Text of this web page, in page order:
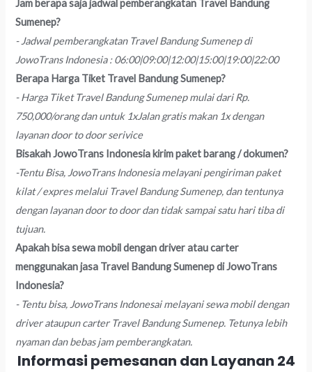
Jam berapa saja jadwal pemberangkatan Travel Bandung
Sumenep?
- Jadwal pemberangkatan Travel Bandung Sumenep di
JowoTrans Indonesia : 06:00|09:00|12:00|15:00|19:00|22:00
Berapa Harga Tiket Travel Bandung Sumenep?
- Harga Tiket Travel Bandung Sumenep mulai dari Rp.
750,000/orang dan untuk 1xJalan gratis makan 1x dengan
layanan door to door serivice
Bisakah JowoTrans Indonesia kirim paket barang / dokumen?
-Tentu Bisa, JowoTrans Indonesia melayani pengiriman paket
kilat / expres melalui Travel Bandung Sumenep, dan tentunya
dengan layanan door to door dan tidak sampai satu hari tiba di
tujuan.
Apakah bisa sewa mobil dengan driver atau carter
menggunakan jasa Travel Bandung Sumenep di JowoTrans
Indonesia?
- Tentu bisa, JowoTrans Indonesai melayani sewa mobil dengan
driver ataupun carter Travel Bandung Sumenep. Tetunya lebih
nyaman dan bebas jam pemberangkatan.
Informasi pemesanan dan Layanan 24